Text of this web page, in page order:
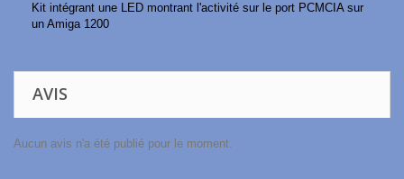
Kit intégrant une LED montrant l'activité sur le port PCMCIA sur
un Amiga 1200
AVIS
Aucun avis n'a été publié pour le moment.